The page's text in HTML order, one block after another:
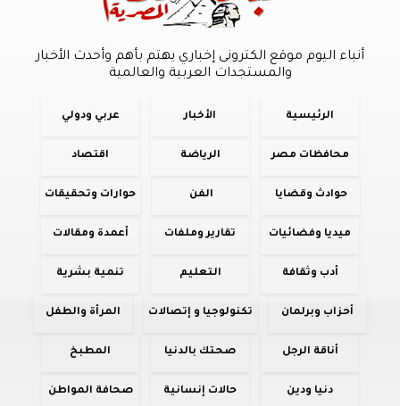
أنباء اليوم موقع الكترونى إخباري يهتم بأهم وأحدث الأخبار
والمستجدات العربية والعالمية
الرئيسية الأخبار عربي ودولي
محافظات مصر الرياضة اقتصاد
حوادث وقضايا الفن حوارات وتحقيقات
ميديا وفضائيات تقارير وملفات أعمدة ومقالات
أدب وثقافة التعليم تنمية بشرية
أحزاب وبرلمان تكنولوجيا و إتصالات المرأة والطفل
أناقة الرجل صحتك بالدنيا المطبخ
دنيا ودين حالات إنسانية صحافة المواطن